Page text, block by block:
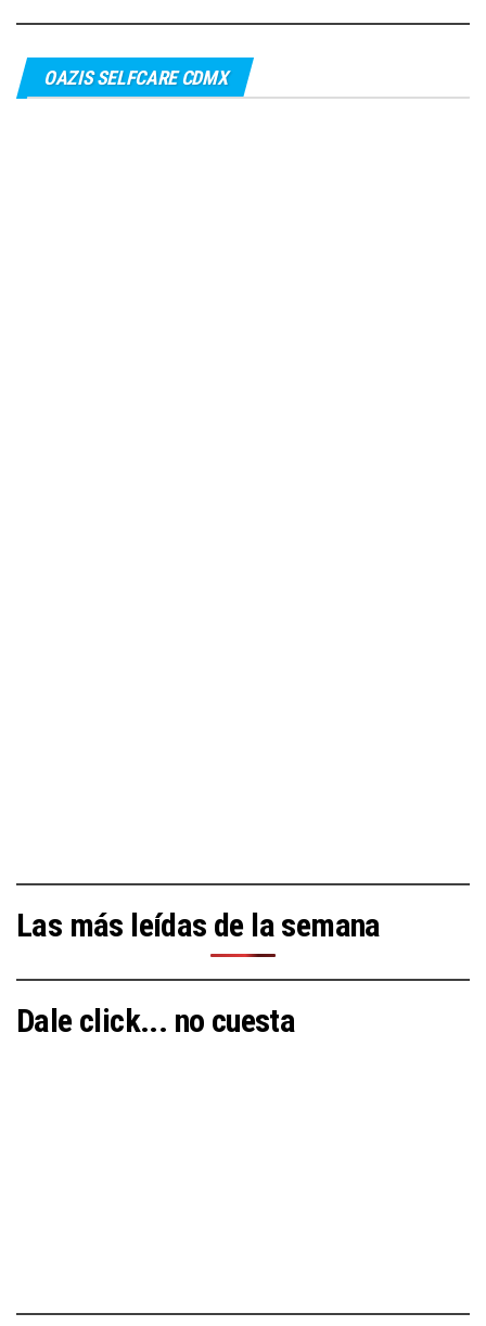
OAZIS SELFCARE CDMX
Las más leídas de la semana
Dale click... no cuesta